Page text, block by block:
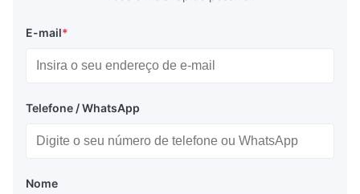
E-mail*
Telefone / WhatsApp
Nome